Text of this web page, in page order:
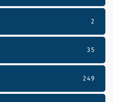
2
35
249